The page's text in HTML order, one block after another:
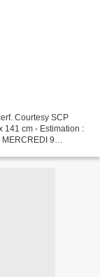
Courtesy SCP
141 cm - Estimation :
9